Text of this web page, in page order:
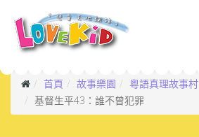
首頁 故事樂園
粵語真理故事村
基督生平43：誰不曾犯罪